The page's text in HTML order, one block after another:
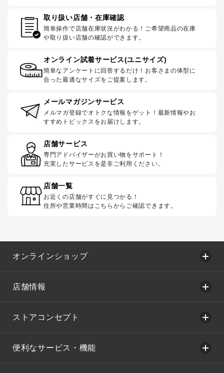
取り扱い店舗・在庫確認
簡単操作で店舗在庫状況がわかる！ご希望商品の在庫
や取り扱い店舗の確認ができます。
オンライン試着サービス(ユニサイズ)
簡単なアンケートに回答するだけ！お客さまの体型に
合った最適なサイズをご提案します。
メールマガジンサービス
メルマガ登録でオトクな情報をゲット！最新情報やお
すすめトピックスをお届けします。
店舗サービス
専門アドバイザーがお買い物をサポート！
充実したサービスを是非ご利用ください。
店舗一覧
お近くの店舗がすぐに見つかる！
住所や営業時間はこちらからご確認できます。
オンラインショップ
店舗情報
ストアコンセプト
便利なサービス・機能